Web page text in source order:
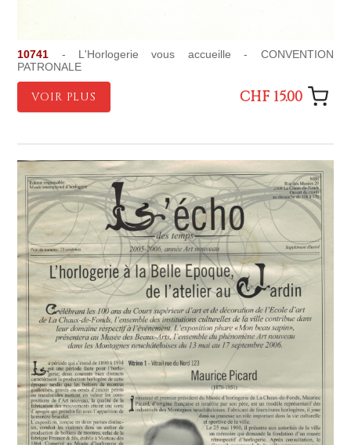
10741 - L'Horlogerie vous accueille - CONVENTION
PATRONALE
VOIR PLUS CHF 15.00